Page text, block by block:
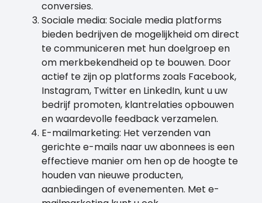
conversies.
Sociale media: Sociale media platforms
bieden bedrijven de mogelijkheid om direct
te communiceren met hun doelgroep en
om merkbekendheid op te bouwen. Door
actief te zijn op platforms zoals Facebook,
Instagram, Twitter en LinkedIn, kunt u uw
bedrijf promoten, klantrelaties opbouwen
en waardevolle feedback verzamelen.
E-mailmarketing: Het verzenden van
gerichte e-mails naar uw abonnees is een
effectieve manier om hen op de hoogte te
houden van nieuwe producten,
aanbiedingen of evenementen. Met e-